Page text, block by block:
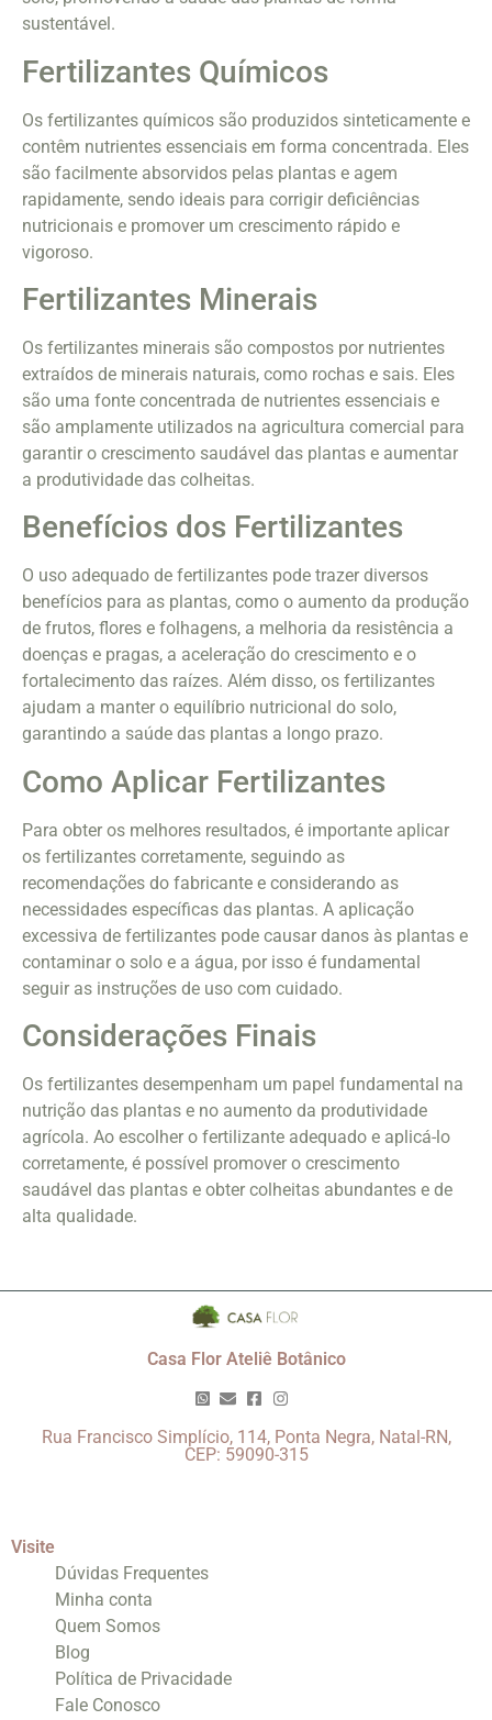
sustentável.
Fertilizantes Químicos
Os fertilizantes químicos são produzidos sinteticamente e
contêm nutrientes essenciais em forma concentrada. Eles
são facilmente absorvidos pelas plantas e agem
rapidamente, sendo ideais para corrigir deficiências
nutricionais e promover um crescimento rápido e
vigoroso.
Fertilizantes Minerais
Os fertilizantes minerais são compostos por nutrientes
extraídos de minerais naturais, como rochas e sais. Eles
são uma fonte concentrada de nutrientes essenciais e
são amplamente utilizados na agricultura comercial para
garantir o crescimento saudável das plantas e aumentar
a produtividade das colheitas.
Benefícios dos Fertilizantes
O uso adequado de fertilizantes pode trazer diversos
benefícios para as plantas, como o aumento da produção
de frutos, flores e folhagens, a melhoria da resistência a
doenças e pragas, a aceleração do crescimento e o
fortalecimento das raízes. Além disso, os fertilizantes
ajudam a manter o equilíbrio nutricional do solo,
garantindo a saúde das plantas a longo prazo.
Como Aplicar Fertilizantes
Para obter os melhores resultados, é importante aplicar
os fertilizantes corretamente, seguindo as
recomendações do fabricante e considerando as
necessidades específicas das plantas. A aplicação
excessiva de fertilizantes pode causar danos às plantas e
contaminar o solo e a água, por isso é fundamental
seguir as instruções de uso com cuidado.
Considerações Finais
Os fertilizantes desempenham um papel fundamental na
nutrição das plantas e no aumento da produtividade
agrícola. Ao escolher o fertilizante adequado e aplicá-lo
corretamente, é possível promover o crescimento
saudável das plantas e obter colheitas abundantes e de
alta qualidade.
Casa Flor Ateliê Botânico
Rua Francisco Simplício, 114, Ponta Negra, Natal-RN,
CEP: 59090-315
Visite
Dúvidas Frequentes
Minha conta
Quem Somos
Blog
Política de Privacidade
Fale Conosco